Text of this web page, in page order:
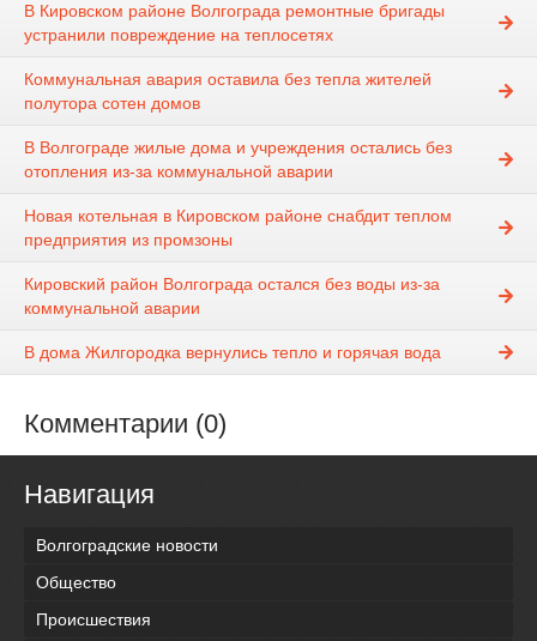
В Кировском районе Волгограда ремонтные бригады
устранили повреждение на теплосетях
Коммунальная авария оставила без тепла жителей
полутора сотен домов
В Волгограде жилые дома и учреждения остались без
отопления из-за коммунальной аварии
Новая котельная в Кировском районе снабдит теплом
предприятия из промзоны
Кировский район Волгограда остался без воды из-за
коммунальной аварии
В дома Жилгородка вернулись тепло и горячая вода
Комментарии (0)
Навигация
Волгоградские новости
Общество
Происшествия